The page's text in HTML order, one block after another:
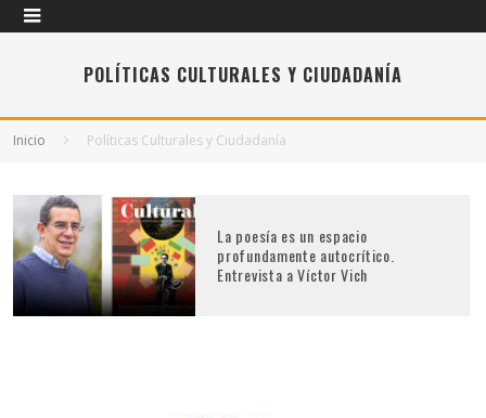
POLÍTICAS CULTURALES Y CIUDADANÍA
Inicio Políticas Culturales y Ciudadanía
La poesía es un espacio
profundamente autocrítico.
Entrevista a Víctor Vich